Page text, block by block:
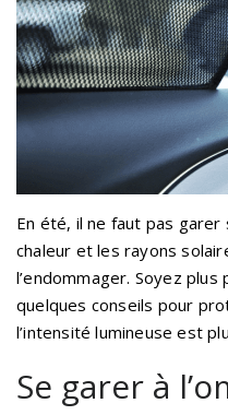
En été, il ne faut pas garer
chaleur et les rayons
l’endommager. Soyez
quelques conseils pour
l’intensité lumineuse est
Se garer à